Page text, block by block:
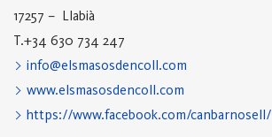
17257 – Llabià
T.+34 630 734 247
info@elsmasosdencoll.com
www.elsmasosdencoll.com
https://www.facebook.com/canbarnosell/